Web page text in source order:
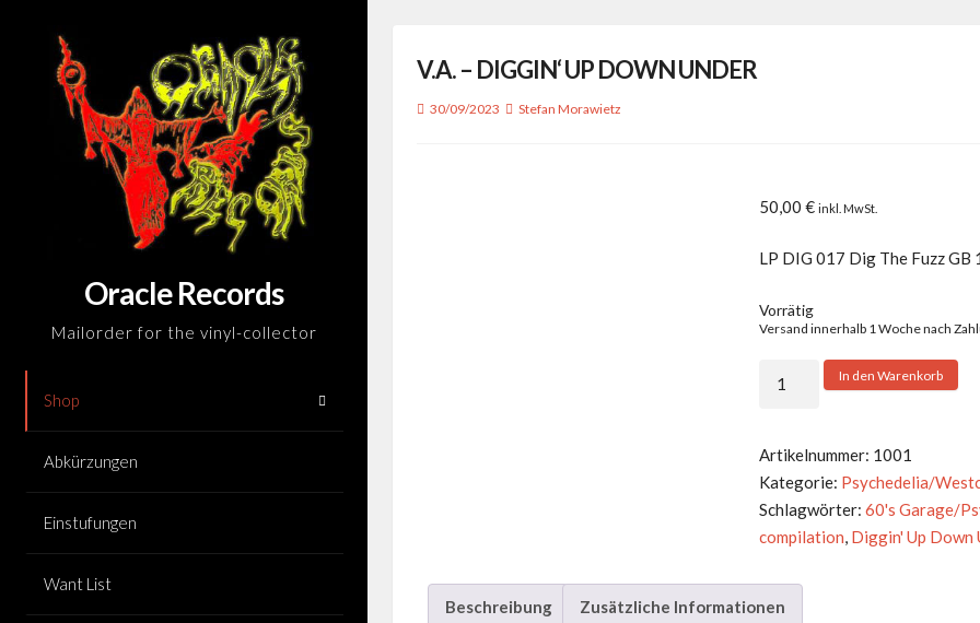
content
Oracle Records
Mailorder for the vinyl-collector
Shop
Abkürzungen
Einstufungen
Want List
V.A. – DIGGIN‘ UP DOWN UNDER
30/09/2023 Stefan Morawietz
50,00€ inkl. MwSt.
LP DIG 017 Dig The Fuzz GB
Vorrätig
Versand innerhalb 1 Woche nach
UP
DOWN
UNDER
Menge
In den Warenkorb
Artikelnummer: 1001
Kategorie: Psychedelia/
Schlagwörter:60's Garage/
compilation, Diggin' Up Down
Beschreibung Zusätzliche Informationen